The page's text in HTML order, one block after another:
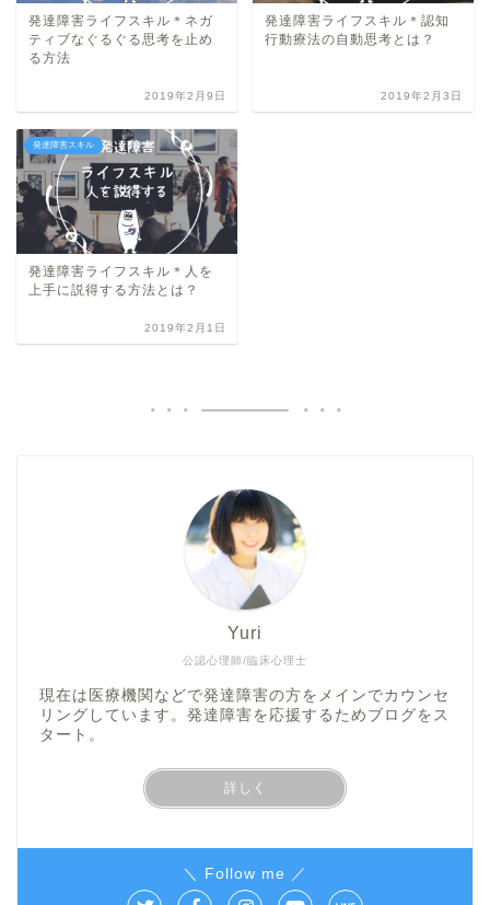
発達障害ライフスキル＊ネガ
ティブなぐるぐる思考を止め
る方法
2019年2月9日
発達障害ライフスキル＊認知
行動療法の自動思考とは？
2019年2月3日
発達障害スキル
発達障害ライフスキル＊人を
上手に説得する方法とは？
2019年2月1日
公認心理師/臨床心理士
Yuri
現在は医療機関などで発達障害の方をメインでカウンセ
リングしています。発達障害を応援するためブログをス
タート。
詳しく
＼ Follow me ／